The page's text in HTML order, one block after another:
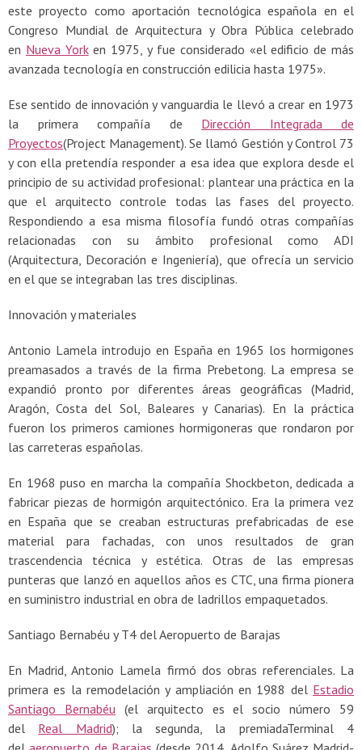
este proyecto como aportación tecnológica española en el
Congreso Mundial de Arquitectura y Obra Pública celebrado
en Nueva Yorken 1975, y fue considerado «el edificio de más
avanzada tecnología en construcción edilicia hasta 1975».
Ese sentido de innovación y vanguardia le llevó a crear en 1973
la primera compañía de Dirección Integrada de
Proyectos(Project Management). Se llamó Gestión y Control 73
y con ella pretendía responder a esa idea que explora desde el
principio de su actividad profesional: plantear una práctica en la
que el arquitecto controle todas las fases del proyecto.
Respondiendo a esa misma filosofía fundó otras compañías
relacionadas con su ámbito profesional como ADI
(Arquitectura, Decoración e Ingeniería), que ofrecía un servicio
en el que se integraban las tres disciplinas.
Innovación y materiales
Antonio Lamela introdujo en España en 1965 los hormigones
preamasados a través de la firma Prebetong. La empresa se
expandió pronto por diferentes áreas geográficas (Madrid,
Aragón, Costa del Sol, Baleares y Canarias). En la práctica
fueron los primeros camiones hormigoneras que rondaron por
las carreteras españolas.
En 1968 puso en marcha la compañía Shockbeton, dedicada a
fabricar piezas de hormigón arquitectónico. Era la primera vez
en España que se creaban estructuras prefabricadas de ese
material para fachadas, con unos resultados de gran
trascendencia técnica y estética. Otras de las empresas
punteras que lanzó en aquellos años es CTC, una firma pionera
en suministro industrial en obra de ladrillos empaquetados.
Santiago Bernabéu y T4 del Aeropuerto de Barajas
En Madrid, Antonio Lamela firmó dos obras referenciales. La
primera es la remodelación y ampliación en 1988 del Estadio
Santiago Bernabéu (el arquitecto es el socio número 59
del Real Madrid); la segunda, la premiadaTerminal 4